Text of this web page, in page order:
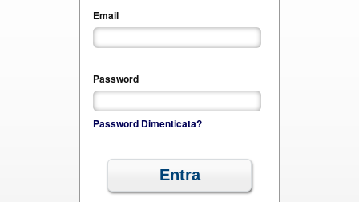
Email
Password
Password Dimenticata?